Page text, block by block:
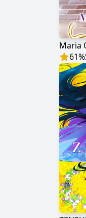
Maria
61%